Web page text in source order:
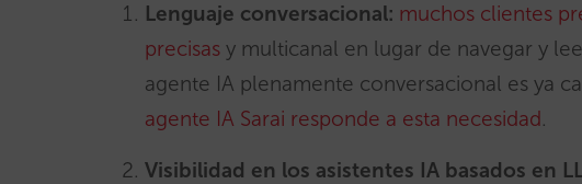
Lenguaje conversacional: muchos clientes
precisas y multicanal en lugar de navegar y
agente IA plenamente conversacional es ya
agente IA Sarai responde a esta necesidad.
Visibilidad en los asistentes IA basados en